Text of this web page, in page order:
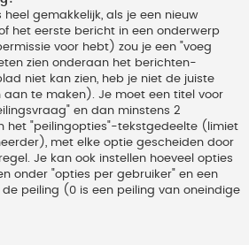
heel gemakkelijk, als je een nieuw
het eerste bericht in een onderwerp
voor hebt) zou je een "voeg
zien onderaan het berichten-
niet kan zien, heb je niet de juiste
aan te maken). Je moet een titel voor
en dan minstens 2
het "peilingopties"-tekstgedeelte (limiet
met elke optie gescheiden door
Je kan ook instellen hoeveel opties
onder "opties per gebruiker" en een
peiling (0 is een peiling van oneindige